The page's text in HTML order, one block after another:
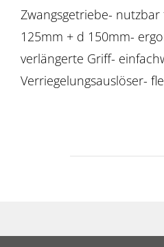
Zwangsgetriebe-
125mm + d 150mm-
verlängerte Griff-
Verriegelungsauslöser-
laufruhiger Motor: 1000
dB(A)- Gewicht: 2,5 kg-
H 122mm- Spannung:
Hz- Stromstärke: 4.5